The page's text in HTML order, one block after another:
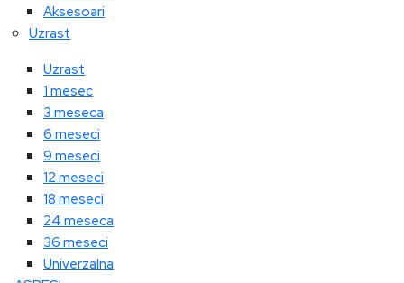
Aksesoari
Uzrast
Uzrast
1 mesec
3 meseca
6 meseci
9 meseci
12 meseci
18 meseci
24 meseca
36 meseci
Univerzalna